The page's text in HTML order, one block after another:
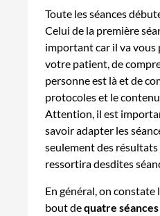
Toute les séances
Celui de la première
important car il va
votre patient, de
personne est là et de
protocoles et le
Attention, il est
savoir adapter les
seulement des
ressortira desdites
En général, on
bout dequatre